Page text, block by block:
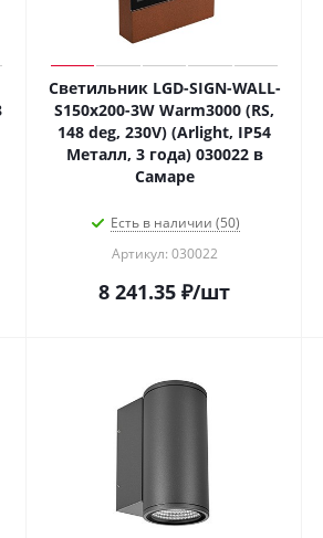
Светильник LGD-SIGN-WALL-
S150x200-3W Warm3000 (RS,
148 deg, 230V) (Arlight, IP54
Металл, 3 года) 030022 в
Самаре
Есть в наличии (50)
Артикул: 030022
8 241.35 ₽/шт